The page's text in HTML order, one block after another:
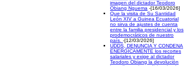
imagen del dictador Teodoro
Obiang Nguema -[16/03/2026]
Que la visita de Su Santidad
León XIV a Guinea Ecuatorial
no sirva de ajustes de cuenta
entre la familia presidencial y los
prodemocráticos de nuestro
país. -[12/03/2026]
UDDS, DENUNCIA Y CONDENA
ENERGICAMENTE los recortes
salariales y exige al dictador
Teodoro Obiang la devolución